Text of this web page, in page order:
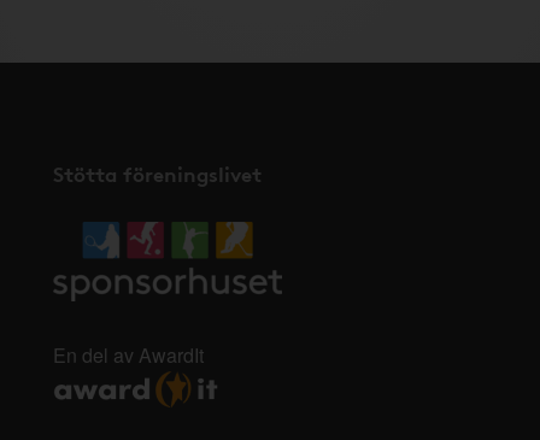
Stötta föreningslivet
En del av AwardIt